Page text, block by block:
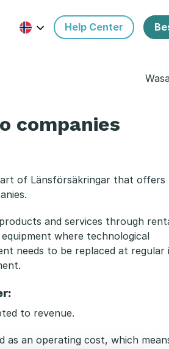
Help Center
companies
of Länsförsäkringar that offers
and services through
where technological
needs to be replaced at regular
to revenue.
as an operating cost, which